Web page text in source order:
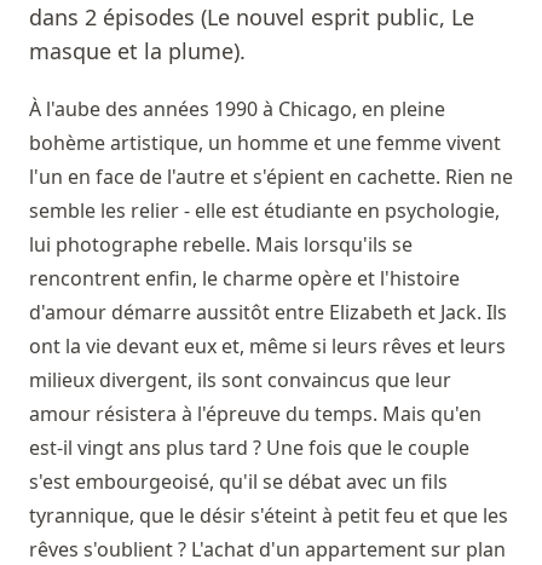
dans 2 épisodes (Le nouvel esprit public, Le
masque et la plume).
À l'aube des années 1990 à Chicago, en pleine
bohème artistique, un homme et une femme vivent
l'un en face de l'autre et s'épient en cachette. Rien ne
semble les relier - elle est étudiante en psychologie,
lui photographe rebelle. Mais lorsqu'ils se
rencontrent enfin, le charme opère et l'histoire
d'amour démarre aussitôt entre Elizabeth et Jack. Ils
ont la vie devant eux et, même si leurs rêves et leurs
milieux divergent, ils sont convaincus que leur
amour résistera à l'épreuve du temps. Mais qu'en
est-il vingt ans plus tard ? Une fois que le couple
s'est embourgeoisé, qu'il se débat avec un fils
tyrannique, que le désir s'éteint à petit feu et que les
rêves s'oublient ? L'achat d'un appartement sur plan